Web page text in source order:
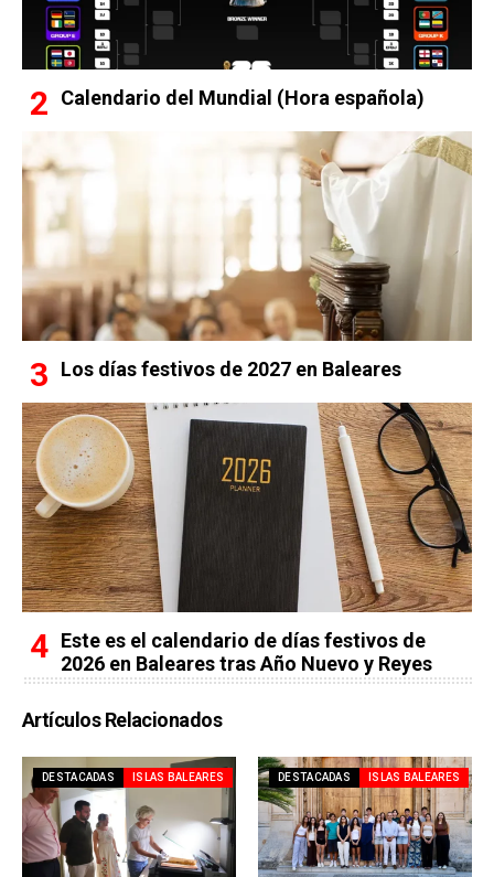
Calendario del Mundial (Hora española)
Los días festivos de 2027 en Baleares
Este es el calendario de días festivos de
2026 en Baleares tras Año Nuevo y Reyes
Artículos Relacionados
DESTACADAS ISLAS BALEARES DESTACADAS ISLAS BALEARES